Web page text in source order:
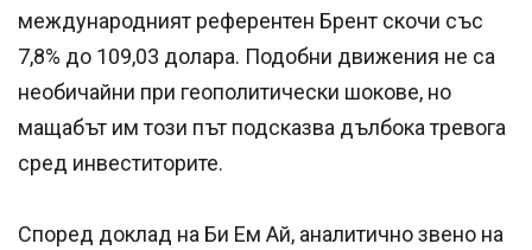
международният референтен Брент скочи със
7,8% до 109,03 долара. Подобни движения не са
необичайни при геополитически шокове, но
мащабът им този път подсказва дълбока тревога
сред инвеститорите.
Според доклад на Би Ем Ай, аналитично звено на